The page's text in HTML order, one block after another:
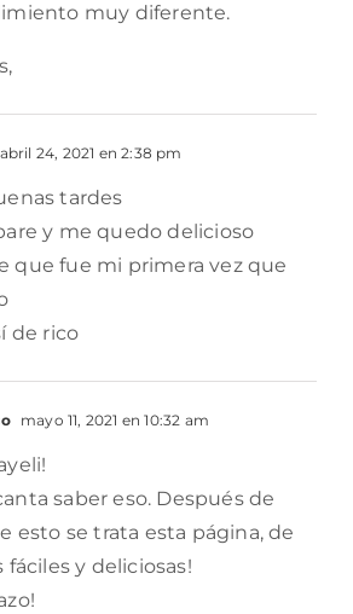
muy diferente.
abril 24, 2021 en 2:38 pm
tardes
y me quedo delicioso
que fue mi primera vez que
de rico
mayo 11, 2021 en 10:32 am
saber eso. Después de
esto se trata esta página, de
fáciles y deliciosas!